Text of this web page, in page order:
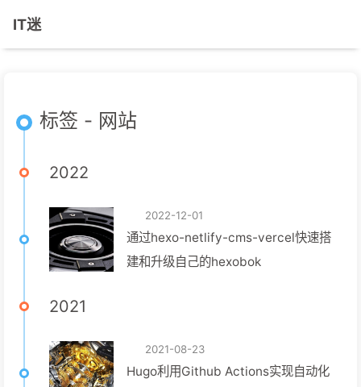
IT迷
标签 - 网站
2022
2022-12-01
通过hexo-netlify-cms-vercel快速搭
建和升级自己的hexobok
2021
2021-08-23
Hugo利用Github Actions实现自动化